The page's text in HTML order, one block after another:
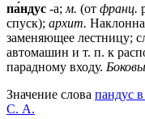
па́ндус -а; м. (от франц.
спуск); архит.
заменяющее лестницу;
автомашин и т. п. к
парадному входу.
Значение слова пандус
С. А.